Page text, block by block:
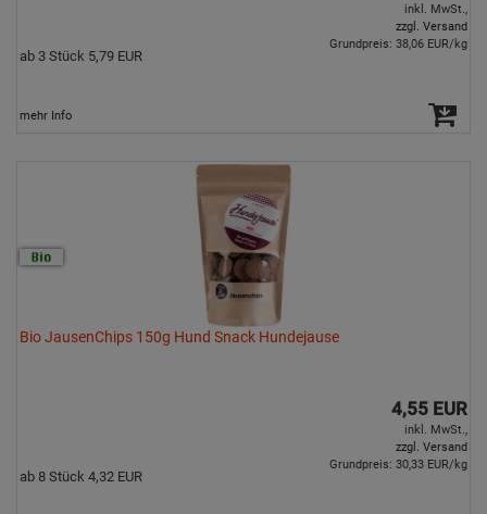
inkl. MwSt.,
zzgl. Versand
ab 3 Stück 5,79 EUR
Grundpreis: 38,06 EUR/kg
mehr Info
Bio JausenChips 150g Hund Snack Hundejause
4,55 EUR
inkl. MwSt.,
zzgl. Versand
ab 8 Stück 4,32 EUR
Grundpreis: 30,33 EUR/kg